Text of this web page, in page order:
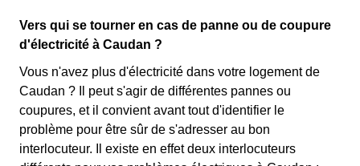
Vers qui se tourner en cas de panne ou de coupure
d'électricité à Caudan ?
Vous n'avez plus d'électricité dans votre logement de
Caudan ? Il peut s'agir de différentes pannes ou
coupures, et il convient avant tout d'identifier le
problème pour être sûr de s'adresser au bon
interlocuteur. Il existe en effet deux interlocuteurs